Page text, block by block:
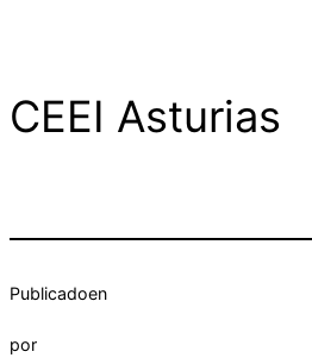
CEEI Asturias
Publicadoen
por